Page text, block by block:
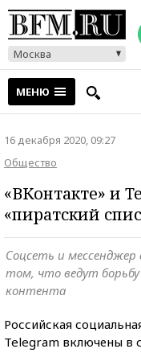
Москва
МЕНЮ
16 декабря 2020, 09:27
Общество
«ВКонтакте» и
«пиратский
Соцсеть и
том, что ведут борьбу
контента
Российская
Telegram включены в